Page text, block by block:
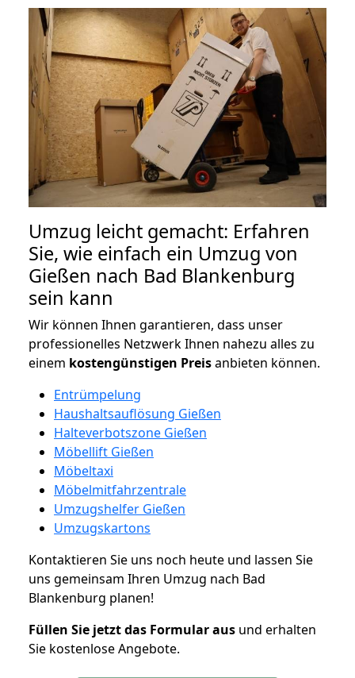
Umzug leicht gemacht: Erfahren
Sie, wie einfach ein Umzug von
Gießen nach Bad Blankenburg
sein kann
Wir können Ihnen garantieren, dass unser
professionelles Netzwerk Ihnen nahezu alles zu
einem kostengünstigen Preisanbieten können.
Entrümpelung
Haushaltsauflösung Gießen
Halteverbotszone Gießen
Möbellift Gießen
Möbeltaxi
Möbelmitfahrzentrale
Umzugshelfer Gießen
Umzugskartons
Kontaktieren Sie uns noch heute und lassen Sie
uns gemeinsam Ihren Umzug nach Bad
Blankenburg planen!
Füllen Sie jetzt das Formular aus und erhalten
Sie kostenlose Angebote.